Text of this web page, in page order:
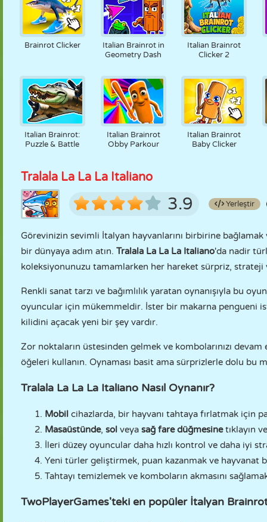
Brainrot Clicker
Italian Brainrot in
Geometry Dash
Italian Brainrot
Clicker 2
Italian Brainrot:
Puzzle & Battle
Italian Brainrot
Obby Parkour
Italian Brainrot
Baby Clicker
Tralala La La La Italiano
3.9 Yerleştir
Görevinizin sevimli İtalyan hayvanlarını birbirine
bir dünyaya adım atın. Tralala La La La Italiano'da nadir
koleksiyonunuzu tamamlarken her hareket sürpriz, strateji
Renkli sanat tarzı ve bağımlılık yaratan oynanışıyla bu
oyuncular için mükemmeldir. İster bir makarna pengueni
kilidini açacak yeni bir şey vardır.
Zor noktaların üstesinden gelmek ve kombolarınızı
öğeleri kullanın. Oynaması basit ama sürprizlerle dolu bu
Tralala La La La Italiano Nasıl Oynanır?
Mobil cihazlarda, bir hayvanı tahtaya fırlatmak için
Masaüstünde, sol veya sağ fare düğmesinetıklayın
İleri düzey oyuncular daha hızlı kontrol ve daha iyi
Yeni türler geliştirmek, puan kazanmak ve hayvanat
Tahtayı temizlemek ve komboların akmasını
TwoPlayerGames'teki en popüler İtalyan